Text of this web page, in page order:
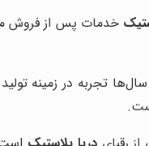
خدمات پس از فروش
سال‌ها تجربه در زمینه